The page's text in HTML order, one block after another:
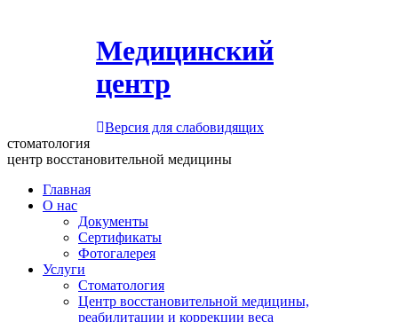
Медицинский
центр
Версия для слабовидящих
стоматология
центр восстановительной медицины
Главная
О нас
Документы
Сертификаты
Фотогалерея
Услуги
Стоматология
Центр восстановительной медицины,
реабилитации и коррекции веса